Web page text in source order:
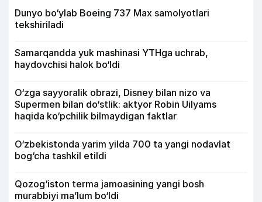
Dunyo bo‘ylab Boeing 737 Max samolyotlari
tekshiriladi
Samarqandda yuk mashinasi YTHga uchrab,
haydovchisi halok bo‘ldi
O‘zga sayyoralik obrazi, Disney bilan nizo va
Supermen bilan do‘stlik: aktyor Robin Uilyams
haqida ko‘pchilik bilmaydigan faktlar
O‘zbekistonda yarim yilda 700 ta yangi nodavlat
bog‘cha tashkil etildi
Qozog‘iston terma jamoasining yangi bosh
murabbiyi ma’lum bo‘ldi